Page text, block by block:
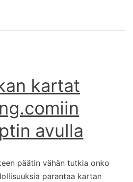
kartat
avulla
päätin vähän tutkia onko
parantaa kartan